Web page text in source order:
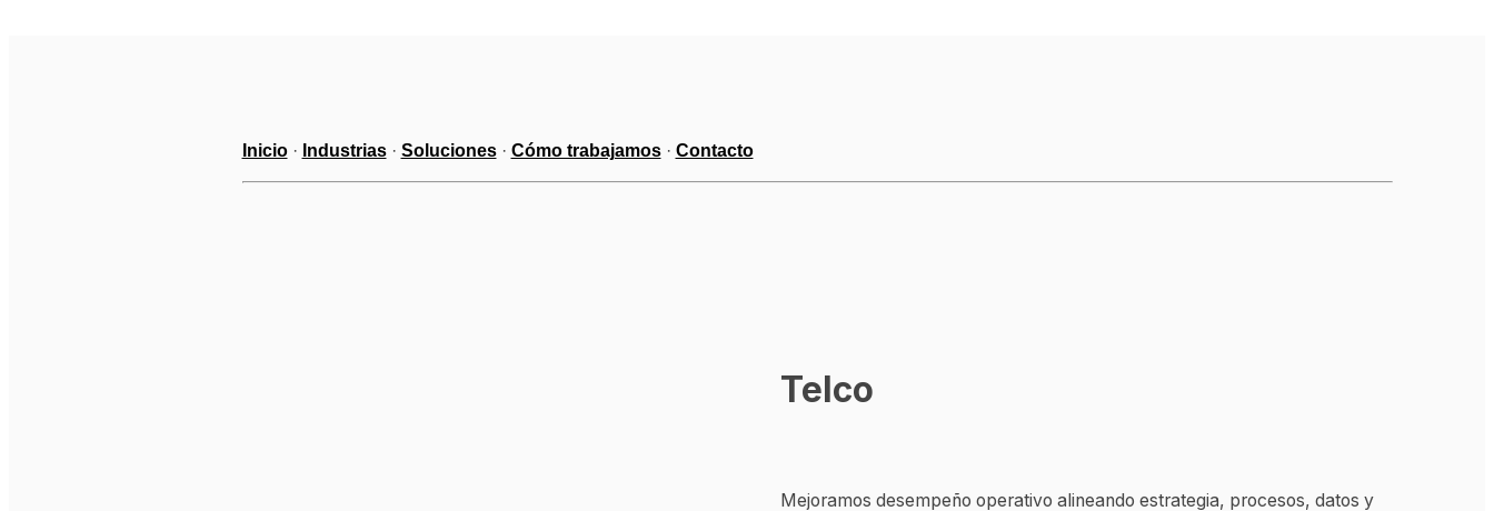
Inicio · Industrias · Soluciones · Cómo trabajamos · Contacto
Telco
Mejoramos desempeño operativo alineando estrategia, procesos, datos y